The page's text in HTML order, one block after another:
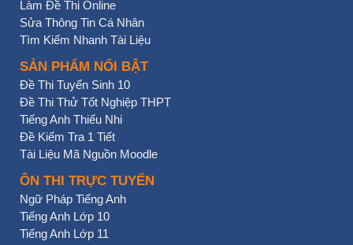
Làm Đề Thi Online
Sửa Thông Tin Cá Nhân
Tìm Kiếm Nhanh Tài Liệu
SẢN PHẨM NỔI BẬT
Đề Thi Tuyển Sinh 10
Đề Thi Thử Tốt Nghiệp THPT
Tiếng Anh Thiếu Nhi
Đề Kiểm Tra 1 Tiết
Tài Liệu Mã Nguồn Moodle
ÔN THI TRỰC TUYẾN
Ngữ Pháp Tiếng Anh
Tiếng Anh Lớp 10
Tiếng Anh Lớp 11